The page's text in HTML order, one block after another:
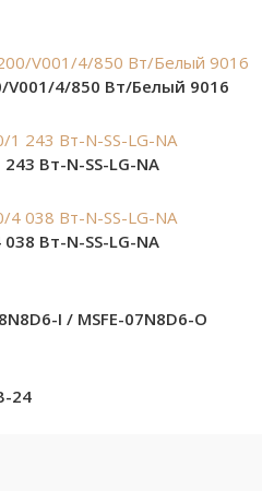
V001/4/850 Вт/Белый 9016
Вт-N-SS-LG-NA
Вт-N-SS-LG-NA
I / MSFE-07N8D6-O
24